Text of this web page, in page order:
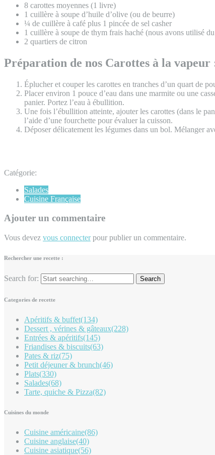
8 carottes moyennes (1 livre)
1 cuillère à soupe d’huile d’olive (ou de beurre)
¼ de cuillère à café plus 1 pincée de sel casher
1 cuillère à soupe de thym frais haché (nous avons utilisé
2 quartiers de citron
Préparation de nos Carottes à la vapeur
Éplucher et couper les carottes en tranches d’un quart de
Placer environ 1 pouce d’eau dans une marmite ou une
panier. Portez l’eau à ébullition.
Une fois l’ébullition atteinte, ajouter les carottes (dans le
l’aide d’une fourchette pour évaluer la cuisson.
Déposer délicatement les légumes dans un bol. Mélanger
Catégorie:
Salades
Cuisine Française
Ajouter un commentaire
Vous devez vous connecterpour publier un commentaire.
Rechercher une recette :
Search for:
Categories de recette
Apéritifs & buffet(134)
Dessert , vérines & gâteaux(228)
Entrées & apéritifs(145)
Friandises & biscuits(63)
Pates & riz(75)
Petit déjeuner & brunch(46)
Plats(330)
Salades(68)
Tarte, quiche & Pizza(82)
Cuisines du monde
Cuisine américaine(86)
Cuisine anglaise(40)
Cuisine asiatique(56)